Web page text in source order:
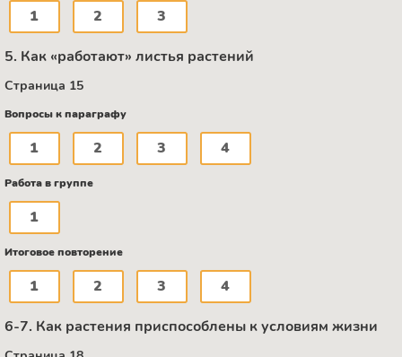
1 2 3
5. Как «работают» листья растений
Страница 15
Вопросы к параграфу
1 2 3 4
Работа в группе
1
Итоговое повторение
1 2 3 4
6-7. Как растения приспособлены к условиям жизни